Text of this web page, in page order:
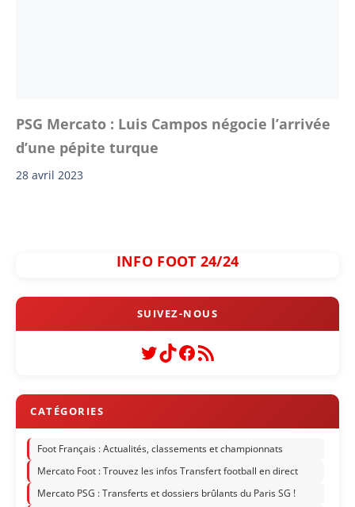
PSG Mercato : Luis Campos négocie l’arrivée
d’une pépite turque
28 avril 2023
INFO FOOT 24/24
Twitter
TikTok
Facebook
Flux RSS
Foot Français : Actualités, classements et championnats
Mercato Foot : Trouvez les infos Transfert football en direct
Mercato PSG : Transferts et dossiers brûlants du Paris SG !